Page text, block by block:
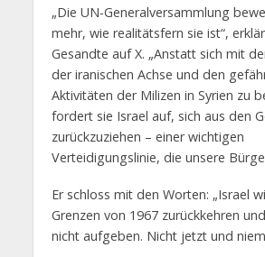
„Die UN-Generalversammlung
mehr, wie realitätsfern sie ist“,
Gesandte auf X. „Anstatt sich mit
der iranischen Achse und den
Aktivitäten der Milizen in Syrien zu
fordert sie Israel auf, sich aus den
zurückzuziehen – einer wichtigen
Verteidigungslinie, die unsere
Er schloss mit den Worten: „Israel
Grenzen von 1967 zurückkehren
nicht aufgeben. Nicht jetzt und